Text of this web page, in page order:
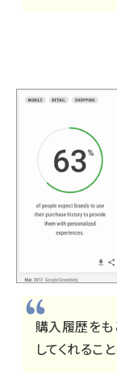
購入履歴をも
してくれるこ